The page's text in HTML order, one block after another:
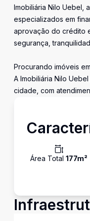
Imobiliária Nilo Uebel,
especializados em
aprovação do crédito
segurança,
Procurando imóveis
A Imobiliária Nilo
cidade, com
Área Total 177m²